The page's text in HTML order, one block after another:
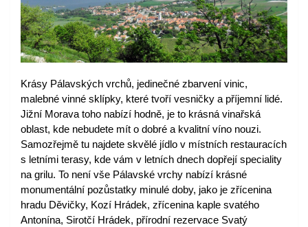
Krásy Pálavských vrchů, jedinečné zbarvení vinic,
malebné vinné sklípky, které tvoří vesničky a příjemní lidé.
Jižní Morava toho nabízí hodně, je to krásná vinařská
oblast, kde nebudete mít o dobré a kvalitní víno nouzi.
Samozřejmě tu najdete skvělé jídlo v místních restauracích
s letními terasy, kde vám v letních dnech dopřejí speciality
na grilu. To není vše Pálavské vrchy nabízí krásné
monumentální pozůstatky minulé doby, jako je zřícenina
hradu Děvičky, Kozí Hrádek, zřícenina kaple svatého
Antonína, Sirotčí Hrádek, přírodní rezervace Svatý